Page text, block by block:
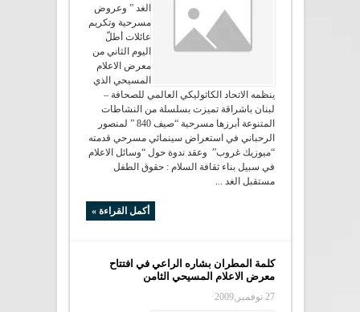
الغد ” وعروض
مسرحية وتكريم
عائلات أطلّ
اليوم الثاني من
معرض الاعلام
المسيحي الذي
ينظمه الاتحاد الكاثوليكي العالمي للصحافة –
لبنان باشراقة تميزت بسلسلة من النشاطات
المتنوعة أبرزها مسرحية “صيف 840 ” لمنصور
الرحباني في استعراض سينمائي مسرحي قدمته
“ميوزيك غروب” وعقد ندوة حول “وسائل الاعلام
في سبيل بناء ثقافة السلام : حقوق الطفل
مستقبل الغد ...
أكمل القراءة »
كلمة المطران بشاره الراعي في افتتاح
معرض الاعلام المسيحي الثامن
27 نوفمبر,2009